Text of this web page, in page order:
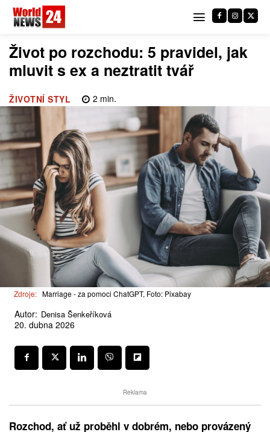
Život po rozchodu: 5 pravidel, jak
mluvit s ex a neztratit tvář
ŽIVOTNÍ STYL 2 min.
Zdroje: Marriage - za pomoci ChatGPT, Foto: Pixabay
Autor: Denisa Šenkeříková
20. dubna 2026
Reklama
Rozchod, ať už proběhl v dobrém, nebo provázený